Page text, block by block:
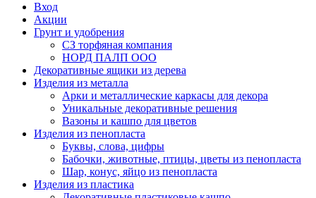
Вход
Акции
Грунт и удобрения
СЗ торфяная компания
НОРД ПАЛП ООО
Декоративные ящики из дерева
Изделия из металла
Арки и металлические каркасы для декора
Уникальные декоративные решения
Вазоны и кашпо для цветов
Изделия из пенопласта
Буквы, слова, цифры
Бабочки, животные, птицы, цветы из пенопласта
Шар, конус, яйцо из пенопласта
Изделия из пластика